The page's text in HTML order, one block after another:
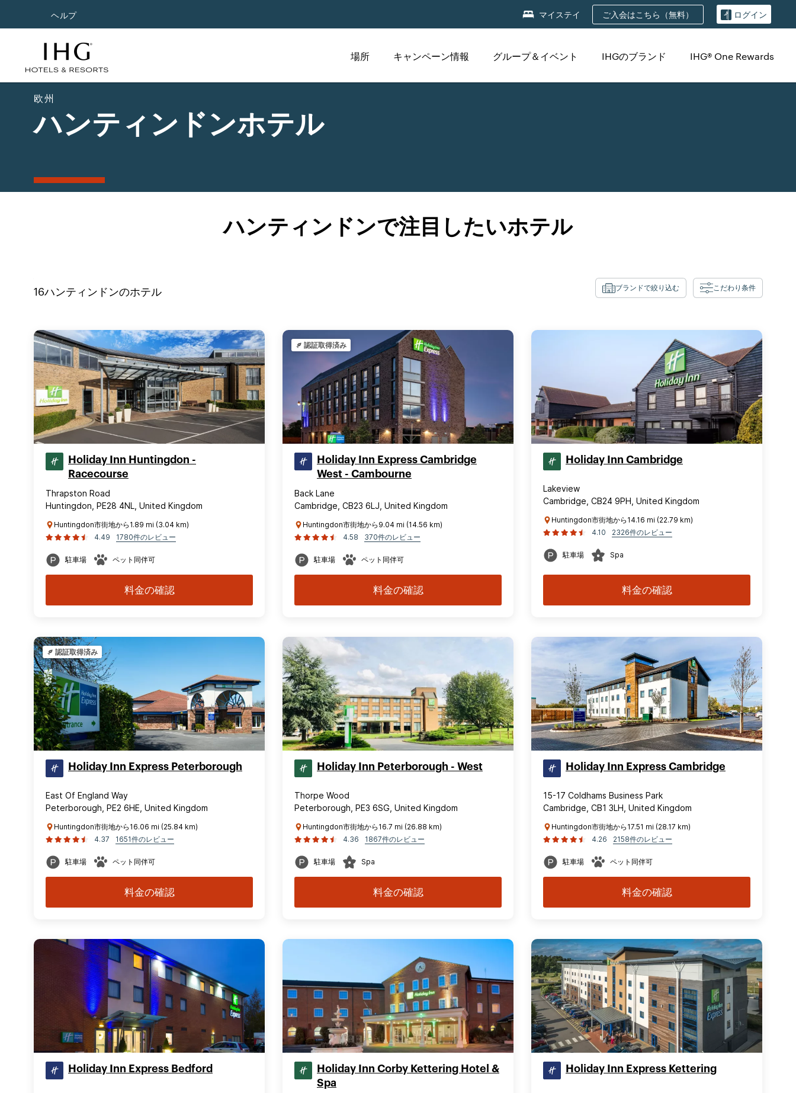
ヘルプ マイステイ ご入会はこちら（無料） ログイン
場所 キャンペーン情報 グループ＆イベント IHGのブランド IHG® One Rewards
欧州
ハンティンドンホテル
ハンティンドンで注目したいホテル
16ハンティンドンのホテル ブランドで絞り込む こだわり条件
Holiday Inn Huntingdon -
Racecourse
Thrapston Road
Huntingdon, PE28 4NL, United Kingdom
Huntingdon市街地から1.89 mi (3.04 km)
4.49
1780件のレビュー
駐車場 ペット同伴可
料金の確認
認証取得済み
Holiday Inn Express Cambridge
West - Cambourne
Back Lane
Cambridge, CB23 6LJ, United Kingdom
Huntingdon市街地から9.04 mi (14.56 km)
4.58
370件のレビュー
駐車場 ペット同伴可
料金の確認
Holiday Inn Cambridge
Lakeview
Cambridge, CB24 9PH, United Kingdom
Huntingdon市街地から14.16 mi (22.79 km)
4.10
2326件のレビュー
駐車場 Spa
料金の確認
認証取得済み
Holiday Inn Express Peterborough
East Of England Way
Peterborough, PE2 6HE, United Kingdom
Huntingdon市街地から16.06 mi (25.84 km)
4.37
1651件のレビュー
駐車場 ペット同伴可
料金の確認
Holiday Inn Peterborough - West
Thorpe Wood
Peterborough, PE3 6SG, United Kingdom
Huntingdon市街地から16.7 mi (26.88 km)
4.36
1867件のレビュー
駐車場 Spa
料金の確認
Holiday Inn Express Cambridge
15-17 Coldhams Business Park
Cambridge, CB1 3LH, United Kingdom
Huntingdon市街地から17.51 mi (28.17 km)
4.26
2158件のレビュー
駐車場 ペット同伴可
料金の確認
Holiday Inn Express Bedford
Holiday Inn Corby Kettering Hotel &
Spa
Holiday Inn Express Kettering